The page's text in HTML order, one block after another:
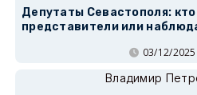
Депутаты Севастополя:
представители или
03/12/
Владимир